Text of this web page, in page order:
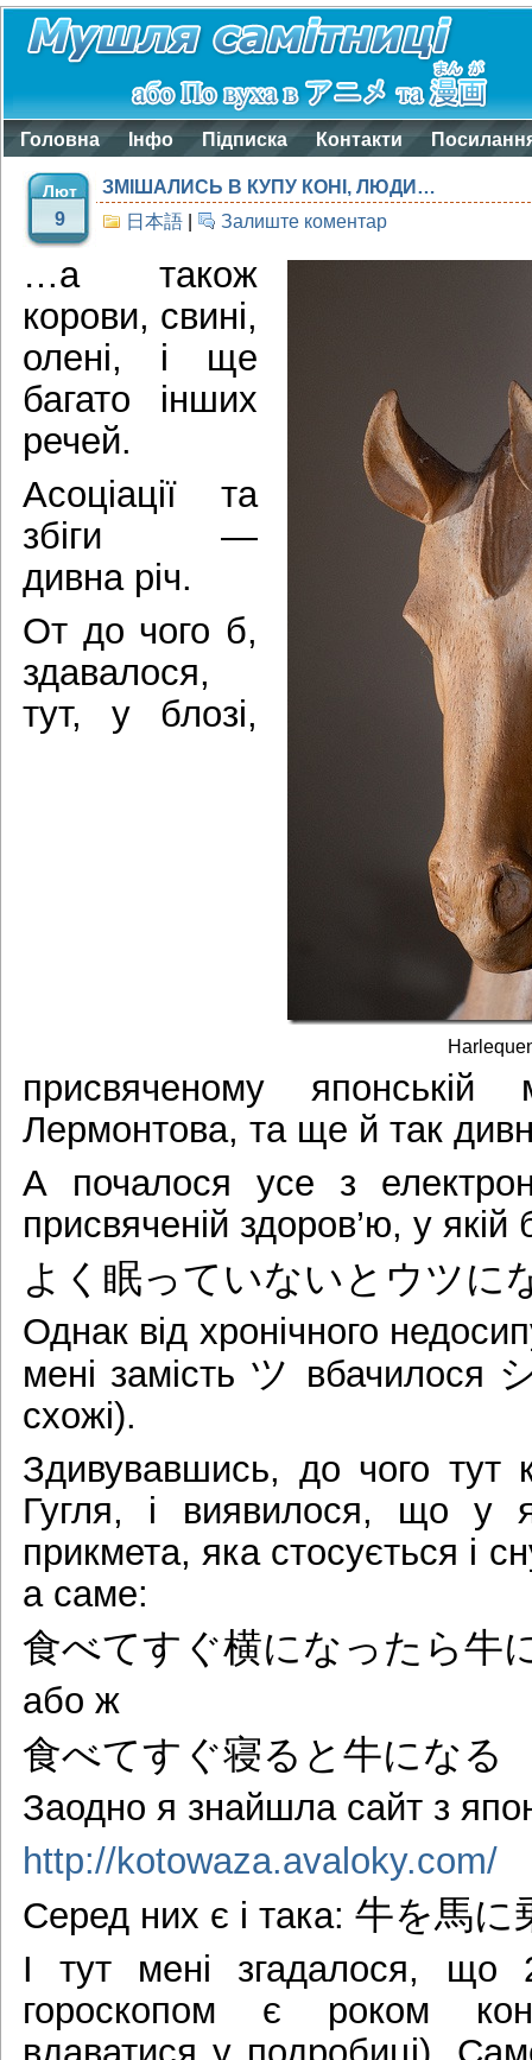
Головна Інфо Підписка Контакти
Лют
9
ЗМІШАЛИСЬ В КУПУ КОНІ, ЛЮДИ…
日本語
Залиште коментар
…а також
корови, свині,
олені, і ще
багато інших
речей.
Асоціації та
збіги —
дивна річ.
От до чого б,
здавалося,
тут, у блозі,
присвяченому
Лермонтова, та ще й так
А почалося усе з
присвяченій здоров’ю, у
よく眠っていないとウツに
Однак від хронічного
мені замість ツ вбачилося
схожі).
Здивувавшись, до чого тут
Гугля, і виявилося, що у
прикмета, яка стосується і
а саме:
食べてすぐ横になったら牛
або ж
食べてすぐ寝ると牛になる
Заодно я знайшла сайт з
http://kotowaza.avaloky.com/
Серед них є і така: 牛を馬に
І тут мені згадалося, що
гороскопом є роком